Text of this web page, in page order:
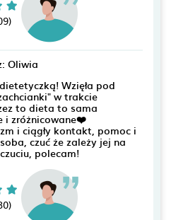
Oliwia
Wzięła pod
w trakcie
to dieta to sama
i zróżnicowane❤️
i ciągły kontakt, pomoc i
czuć że zależy jej na
polecam!